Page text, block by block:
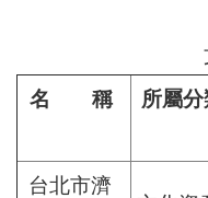
名 稱
所屬
台北市濟